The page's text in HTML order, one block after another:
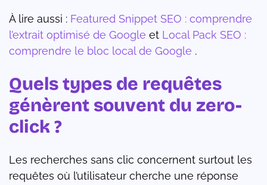
À lire aussi : Featured Snippet SEO : comprendre
l’extrait optimisé de Google et Local Pack SEO :
comprendre le bloc local de Google .
Quels types de requêtes
génèrent souvent du zero-
click ?
Les recherches sans clic concernent surtout les
requêtes où l’utilisateur cherche une réponse